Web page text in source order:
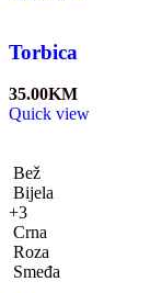
Torbica
35.00KM
Quick view
Bež
Bijela
+3
Crna
Roza
Smeđa